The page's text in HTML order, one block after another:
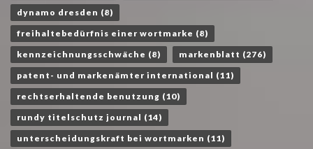
dynamo dresden (8)
freihaltebedürfnis einer wortmarke (8)
kennzeichnungsschwäche (8) markenblatt (276)
patent- und markenämter international (11)
rechtserhaltende benutzung (10)
rundy titelschutz journal (14)
unterscheidungskraft bei wortmarken (11)